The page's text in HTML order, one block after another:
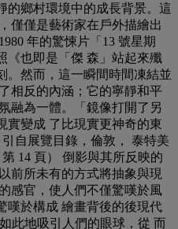
的鄉村環境中的成長背景。這
僅僅是藝術家在戶外描繪出
年的驚悚片「13 號星期
《也即是「傑 森」站起來殲
。然而，這一瞬間時間凍結並
相反的內涵；它的寧靜和平
融為一體。「鏡像打開了另
實變成 了比現實更神奇的東
自展覽目錄，倫敦， 泰特美
14 頁） 倒影與其所反映的
前所未有的方式將抽象與現
感官，使人們不僅驚嘆於風
嘆於構成 繪畫背後的後現代
此地吸引人們的眼球，從 而